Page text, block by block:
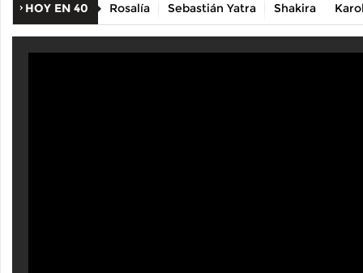
HOY EN 40 Rosalía Sebastián Yatra Shakira